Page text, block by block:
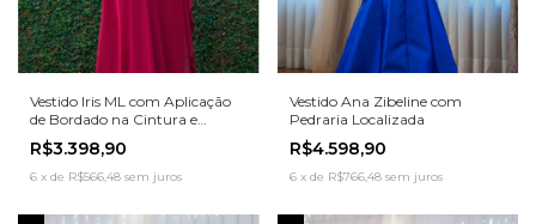
Vestido Iris ML com Aplicação
de Bordado na Cintura e
Ombros
R$3.398,90
6 x de R$566,48 sem juros
Vestido Ana Zibeline com
Pedraria Localizada
R$4.598,90
6 x de R$766,48 sem juros